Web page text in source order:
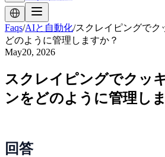
Faqs/AIと自動化/スクレイピングでク
どのように管理しますか？
May20, 2026
スクレイピングでクッ
ンをどのように管理し
回答